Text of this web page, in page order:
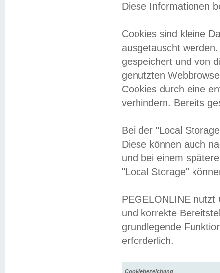
Diese Informationen
Cookies sind kleine
ausgetauscht
gespeichert und von
genutzten
Cookies durch eine
verhindern. Bereits
Bei der "Local
Diese können auch
und bei einem
"Local Storage"
PEGELONLINE nutzt
und korrekte
grundlegende
erforderlich.
Cookiebezeichung